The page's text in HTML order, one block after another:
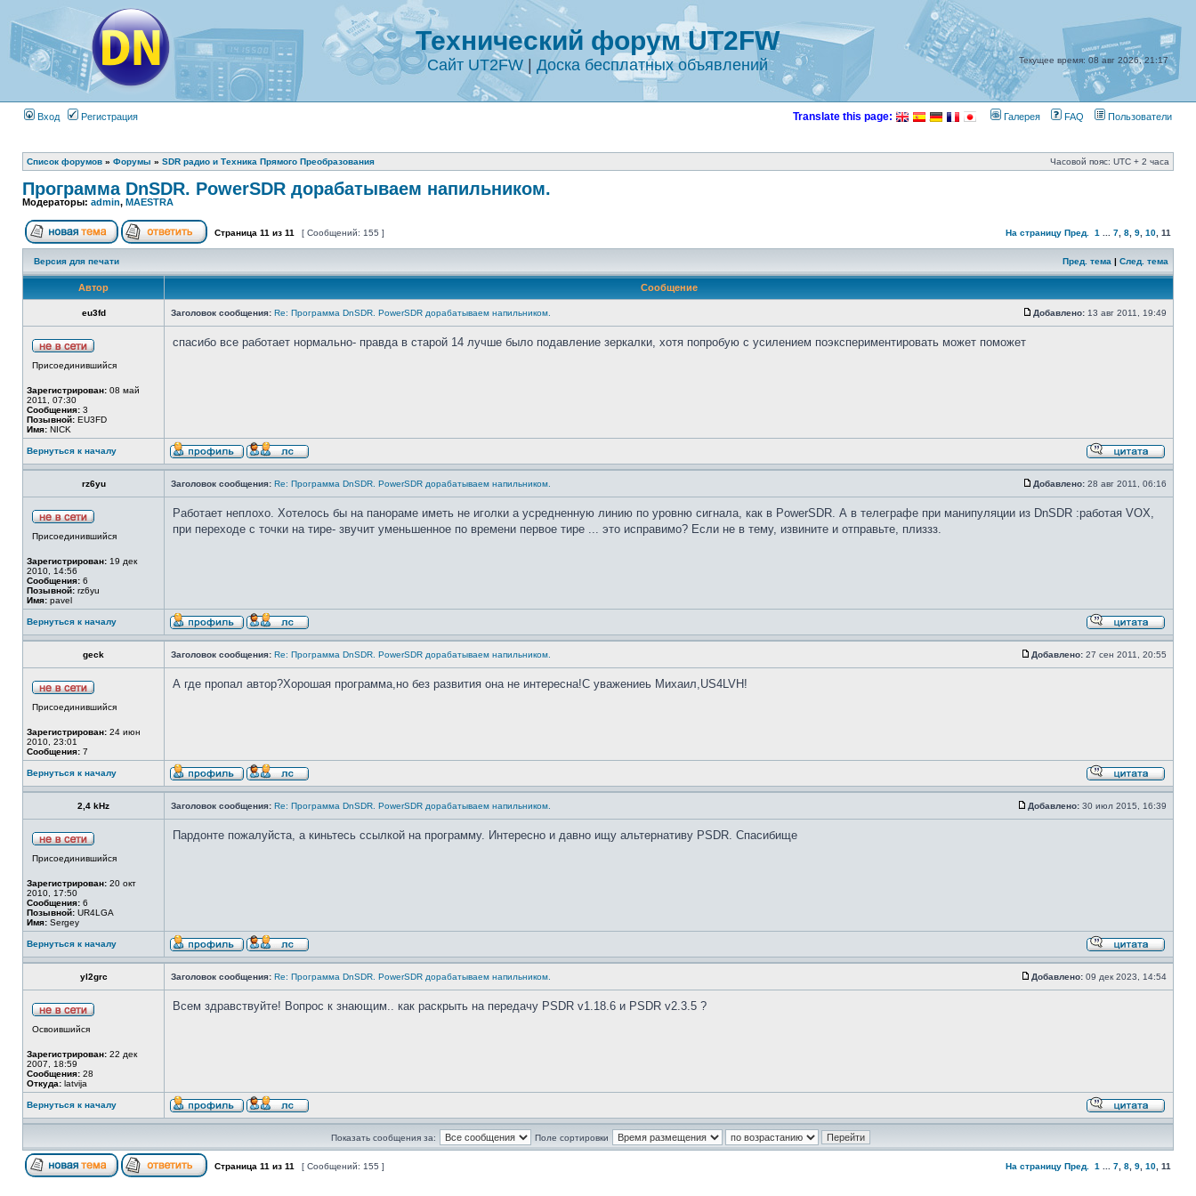
Технический форум UT2FW
Сайт UT2FW| Доска бесплатных объявлений Текущее время: 08 авг 2026, 21:17
Вход Регистрация Translate this page: Галерея FAQ Пользователи
Список форумов » Форумы » SDR радио и Техника Прямого Преобразования Часовой пояс: UTC + 2 часа
Программа DnSDR. PowerSDR дорабатываем напильником.
Модераторы: admin, MAESTRA
Страница 11 из 11 [ Сообщений: 155 ] На страницу Пред. 1 7 8 9 10 11
Версия для печати Пред. тема | След. тема
Автор Сообщение
eu3fd Заголовок сообщения: Re: Программа DnSDR. PowerSDR дорабатываем напильником. Добавлено: 13 авг 2011, 19:49
Присоединившийся
Зарегистрирован: 08 май
2011, 07:30
Сообщения: 3
Позывной: EU3FD
Имя: NICK
спасибо все работает нормально- правда в старой 14 лучше было подавление зеркалки, хотя попробую с усилением поэкспериментировать может поможет
Вернуться к началу
rz6yu Заголовок сообщения: Re: Программа DnSDR. PowerSDR дорабатываем напильником. Добавлено: 28 авг 2011, 06:16
Присоединившийся
Зарегистрирован: 19 дек
2010, 14:56
Сообщения: 6
Позывной: rz6yu
Имя: pavel
Работает неплохо. Хотелось бы на панораме иметь не иголки а усредненную линию по уровню сигнала, как в PowerSDR. А в телеграфе при манипуляции из DnSDR :работая VOX,
при переходе с точки на тире- звучит уменьшенное по времени первое тире ... это исправимо? Если не в тему, извините и отправьте, плиззз.
Вернуться к началу
geck Заголовок сообщения: Re: Программа DnSDR. PowerSDR дорабатываем напильником. Добавлено: 27 сен 2011, 20:55
Присоединившийся
Зарегистрирован: 24 июн
2010, 23:01
Сообщения: 7
А где пропал автор?Хорошая программа,но без развития она не интересна!С уважениеь Михаил,US4LVH!
Вернуться к началу
2,4 kHz Заголовок сообщения: Re: Программа DnSDR. PowerSDR дорабатываем напильником. Добавлено: 30 июл 2015, 16:39
Присоединившийся
Зарегистрирован: 20 окт
2010, 17:50
Сообщения: 6
Позывной: UR4LGA
Имя: Sergey
Пардонте пожалуйста, а киньтесь ссылкой на программу. Интересно и давно ищу альтернативу PSDR. Спасибище
Вернуться к началу
yl2grc Заголовок сообщения: Re: Программа DnSDR. PowerSDR дорабатываем напильником. Добавлено: 09 дек 2023, 14:54
Освоившийся
Зарегистрирован: 22 дек
2007, 18:59
Сообщения: 28
Откуда: latvija
Всем здравствуйте! Вопрос к знающим.. как раскрыть на передачу PSDR v1.18.6 и PSDR v2.3.5 ?
Вернуться к началу
Показать сообщения за: Поле сортировки
Страница 11 из 11 [ Сообщений: 155 ] На страницу Пред. 1 7 8 9 10 11